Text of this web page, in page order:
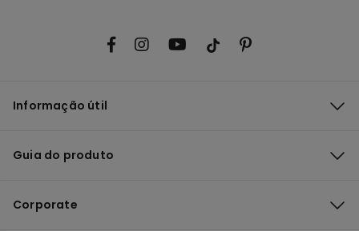
Informação útil
Guia do produto
Corporate